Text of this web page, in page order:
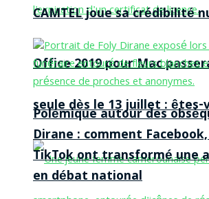
Office 2019 pour Mac
seule dès le 13 juillet : êtes-
CAMTEL joue sa crédibilité
Polémique autour des
Dirane : comment
TikTok ont transformé une
en débat national